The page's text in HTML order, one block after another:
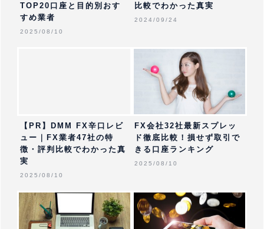
TOP20口座と目的別おす
すめ業者
2025/08/10
比較でわかった真実
2024/09/24
【PR】DMM FX辛口レビ
ュー｜FX業者47社の特
徴・評判比較でわかった真
実
2025/08/10
FX会社32社最新スプレッ
ド徹底比較！損せず取引で
きる口座ランキング
2025/08/10